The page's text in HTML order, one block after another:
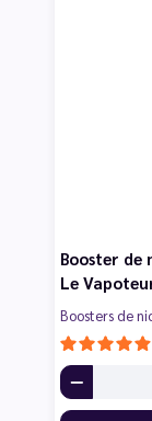
Booster de
Le
Boosters de